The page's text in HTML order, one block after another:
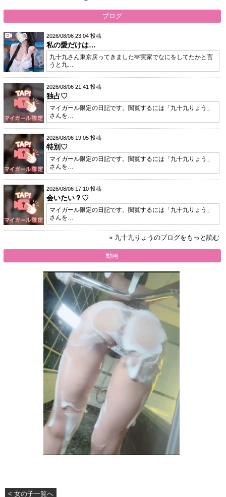
ブログ
2026/08/06 23:04 投稿
私の愛だけは…
九十九さん東京戻ってきました🫶実家でなにをしてたかと言
うと九…
2026/08/06 21:41 投稿
独占♡
マイガール限定の日記です。閲覧するには「九十九りょう」
さんを…
2026/08/06 19:05 投稿
特別♡
マイガール限定の日記です。閲覧するには「九十九りょう」
さんを…
2026/08/06 17:10 投稿
会いたい？♡
マイガール限定の日記です。閲覧するには「九十九りょう」
さんを…
» 九十九りょうのブログをもっと読む
動画
< 女の子一覧へ